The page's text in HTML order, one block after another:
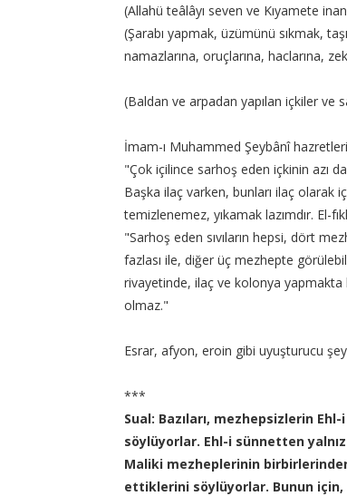
(Allahü teâlâyı seven ve Kıyamete
(Şarabı yapmak, üzümünü sıkmak,
namazlarına, oruçlarına, haclarına,
(Baldan ve arpadan yapılan içkiler ve
İmam-ı Muhammed Şeybânî
"Çok içilince sarhoş eden içkinin azı
Başka ilaç varken, bunları ilaç olarak
temizlenemez, yıkamak lazımdır. El-
"Sarhoş eden sıvıların hepsi, dört
fazlası ile, diğer üç mezhepte
rivayetinde, ilaç ve kolonya yapmakta
olmaz."
Esrar, afyon, eroin gibi uyuşturucu
***
Sual: Bazıları, mezhepsizlerin
söylüyorlar. Ehl-i sünnetten
Maliki mezheplerinin
ettiklerini söylüyorlar. Bunun